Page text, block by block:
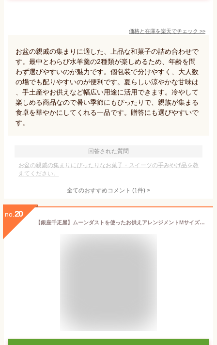
価格と在庫を楽天でチェック >>
お盆の親戚の集まりに適した、上品な和菓子の詰め合わせで
す。最中とわらび水羊羹の2種類が楽しめるため、年齢を問
わず選びやすいのが魅力です。個包装で分けやすく、大人数
の場でも配りやすいのが便利です。夏らしい涼やかな甘味は
、手土産やお供えなど幅広い用途に活用できます。冷やして
楽しめる商品なので暑い季節にもぴったりで、親族が集まる
食卓を華やかにしてくれる一品です。贈答にも選びやすいで
す。
回答された質問
お盆の親戚の集まりにぴったりなお菓子・スイーツの手みやげ品を教
えてください。
全てのおすすめコメント (1件) >
no. 20
【銀座千疋屋】ムーンダストを使ったお供えアレンジメントMサイズ+「銀座千疋屋」フルーツ羊羹セット 【送料無料】【生花】【画像配信】 あす楽 お供え お悔み お盆 お彼岸 喪中見舞い 法事 命日 一周忌 法要 FKAASW